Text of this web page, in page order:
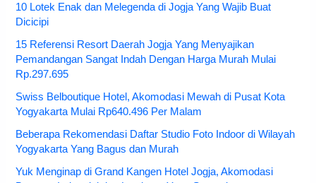
10 Lotek Enak dan Melegenda di Jogja Yang Wajib Buat
Dicicipi
15 Referensi Resort Daerah Jogja Yang Menyajikan
Pemandangan Sangat Indah Dengan Harga Murah Mulai
Rp.297.695
Swiss Belboutique Hotel, Akomodasi Mewah di Pusat Kota
Yogyakarta Mulai Rp640.496 Per Malam
Beberapa Rekomendasi Daftar Studio Foto Indoor di Wilayah
Yogyakarta Yang Bagus dan Murah
Yuk Menginap di Grand Kangen Hotel Jogja, Akomodasi